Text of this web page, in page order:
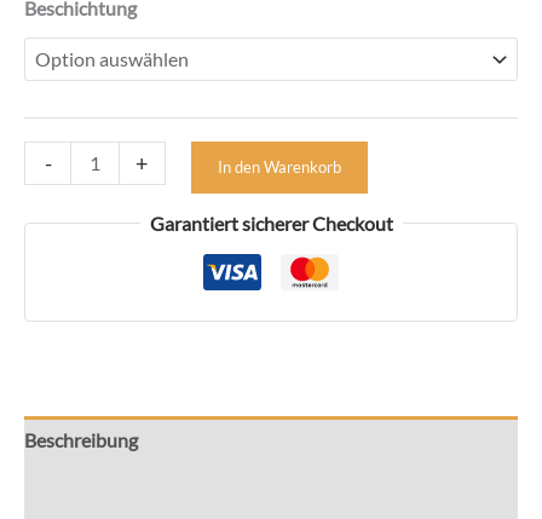
Beschichtung
-
Wandpaneel
Architekturbeton
1350x523x35
+ In den Warenkorb
Garantiert sicherer Checkout
Beschreibung